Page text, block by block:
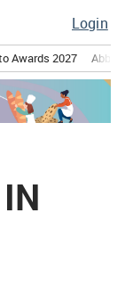
Login
Awards 2027